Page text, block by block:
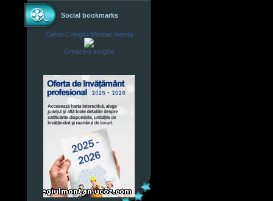
Social bookmarks
Cebm Colegiul Montan Resita
Crează-ţi insigna